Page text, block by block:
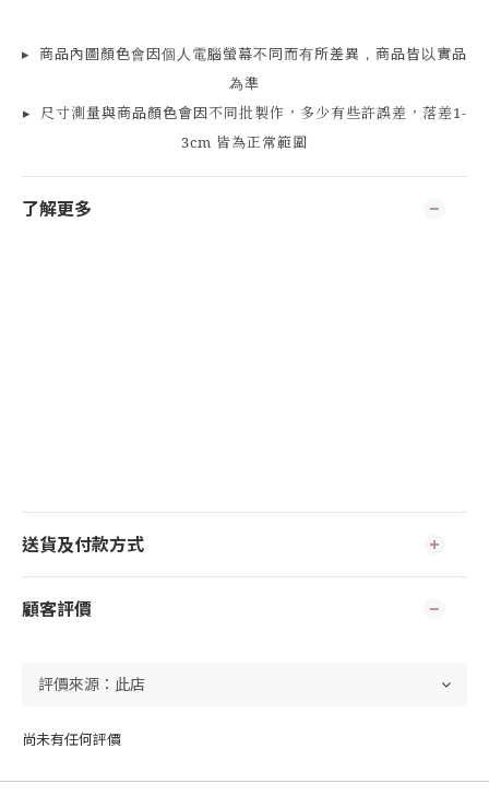
▸ 商品內圖顏色會因個人電腦螢幕不同而有所差異，商品皆以實品
為準
▸ 尺寸測量與商品顏色會因不同批製作，多少有些許誤差，落差1-
3cm 皆為正常範圍
了解更多
送貨及付款方式
顧客評價
尚未有任何評價